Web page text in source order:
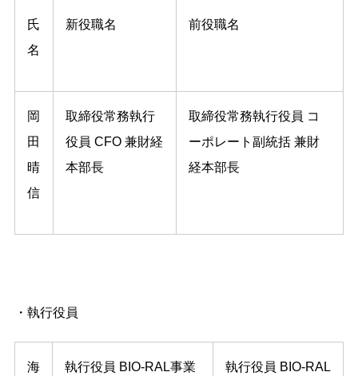
氏
名
新役職名 前役職名
岡
田
晴
信
取締役常務執⾏
役員 CFO 兼財経
本部⻑
取締役常務執⾏役員 コ
ーポレート副統括 兼財
経本部⻑
・執行役員
海
執⾏役員 BIO-RAL事業
執⾏役員 BIO-RAL